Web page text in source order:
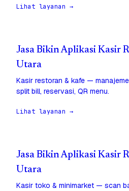
Lihat layanan →
Jasa Bikin Aplikasi Kasir
Utara
Kasir restoran & kafe —
split bill, reservasi, QR menu.
Lihat layanan →
Jasa Bikin Aplikasi Kasir
Utara
Kasir toko & minimarket — scan